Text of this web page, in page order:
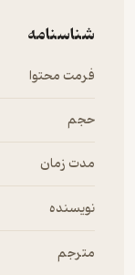
شناسنامه
فرمت محتوا
حجم
مدت زمان
نویسنده
مترجم